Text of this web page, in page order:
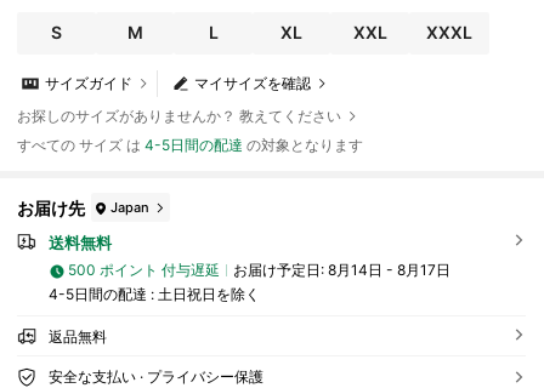
S M L XL XXL XXXL
マイサイズを確認
サイズガイド
お探しのサイズがありませんか？ 教えてください
すべての サイズ は4-5日間の配達 の対象となります
お届け先 Japan
送料無料
500 ポイント 付与遅延 お届け予定日: 8月14日 - 8月17日
4-5日間の配達 : 土日祝日を除く
返品無料
安全な支払い · プライバシー保護